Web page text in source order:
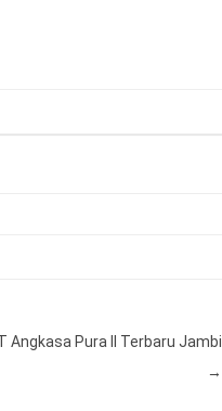
Angkasa Pura II Terbaru Jambi
→